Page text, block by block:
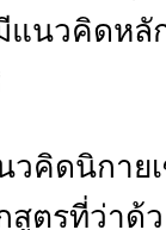
แนวคิดหลั
วคิดนิกาย
ตรที่ว่าด้